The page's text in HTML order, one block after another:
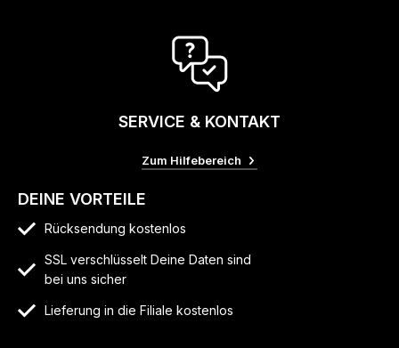
SERVICE & KONTAKT
Zum Hilfebereich
DEINE VORTEILE
Rücksendung kostenlos
SSL verschlüsselt Deine Daten sind
bei uns sicher
Lieferung in die Filiale kostenlos